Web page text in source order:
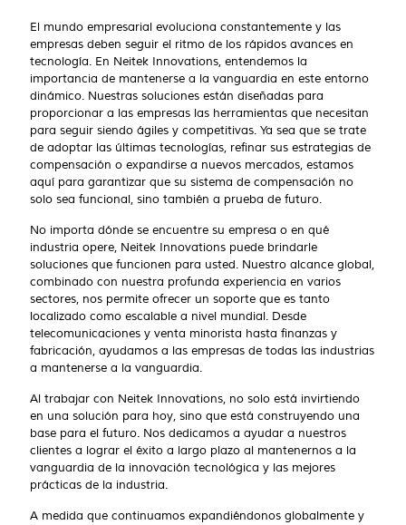
El mundo empresarial evoluciona constantemente y las
empresas deben seguir el ritmo de los rápidos avances en
tecnología. En Neitek Innovations, entendemos la
importancia de mantenerse a la vanguardia en este entorno
dinámico. Nuestras soluciones están diseñadas para
proporcionar a las empresas las herramientas que necesitan
para seguir siendo ágiles y competitivas. Ya sea que se trate
de adoptar las últimas tecnologías, refinar sus estrategias de
compensación o expandirse a nuevos mercados, estamos
aquí para garantizar que su sistema de compensación no
solo sea funcional, sino también a prueba de futuro.
No importa dónde se encuentre su empresa o en qué
industria opere, Neitek Innovations puede brindarle
soluciones que funcionen para usted. Nuestro alcance global,
combinado con nuestra profunda experiencia en varios
sectores, nos permite ofrecer un soporte que es tanto
localizado como escalable a nivel mundial. Desde
telecomunicaciones y venta minorista hasta finanzas y
fabricación, ayudamos a las empresas de todas las industrias
a mantenerse a la vanguardia.
Al trabajar con Neitek Innovations, no solo está invirtiendo
en una solución para hoy, sino que está construyendo una
base para el futuro. Nos dedicamos a ayudar a nuestros
clientes a lograr el éxito a largo plazo al mantenernos a la
vanguardia de la innovación tecnológica y las mejores
prácticas de la industria.
A medida que continuamos expandiéndonos globalmente y